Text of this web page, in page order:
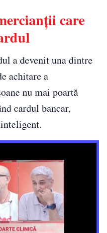
care
a devenit una dintre
achitare a
nu mai poartă
cardul bancar,